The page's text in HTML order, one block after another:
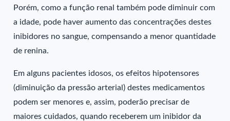
Porém, como a função renal também pode diminuir com
a idade, pode haver aumento das concentrações destes
inibidores no sangue, compensando a menor quantidade
de renina.
Em alguns pacientes idosos, os efeitos hipotensores
(diminuição da pressão arterial) destes medicamentos
podem ser menores e, assim, poderão precisar de
maiores cuidados, quando receberem um inibidor da